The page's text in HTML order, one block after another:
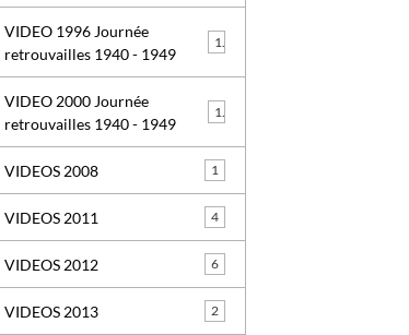
VIDEO 1996 Journée
retrouvailles 1940 - 1949
VIDEO 2000 Journée
retrouvailles 1940 - 1949
VIDEOS 2008 1
VIDEOS 2011 4
VIDEOS 2012 6
VIDEOS 2013 2